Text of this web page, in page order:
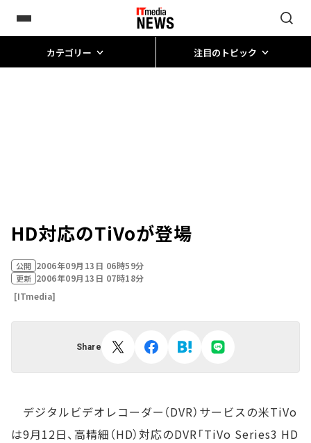
カテゴリー 注目のトピック
HD対応のTiVoが登場
公開 2006年09月13日 06時59分
更新 2006年09月13日 07時18分
[ITmedia]
Share
デジタルビデオレコーダー（DVR）サービスの米TiVo
は9月12日、高精細（HD）対応のDVR「TiVo Series3 HD